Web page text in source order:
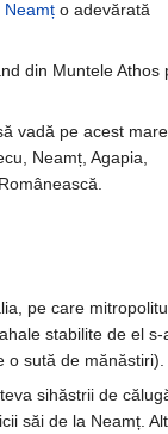
Neamț o adevărată
din Muntele Athos
vadă pe acest mare
Neamț, Agapia,
pe care
stabilite de el s-
sută de mănăstiri).
sihăstrii de
săi de la Neamț.